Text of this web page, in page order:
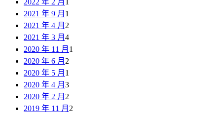
2022 年 2 月 1
2021 年 9 月 1
2021 年 4 月 2
2021 年 3 月 4
2020 年 11 月 1
2020 年 6 月 2
2020 年 5 月 1
2020 年 4 月 3
2020 年 2 月 2
2019 年 11 月 2